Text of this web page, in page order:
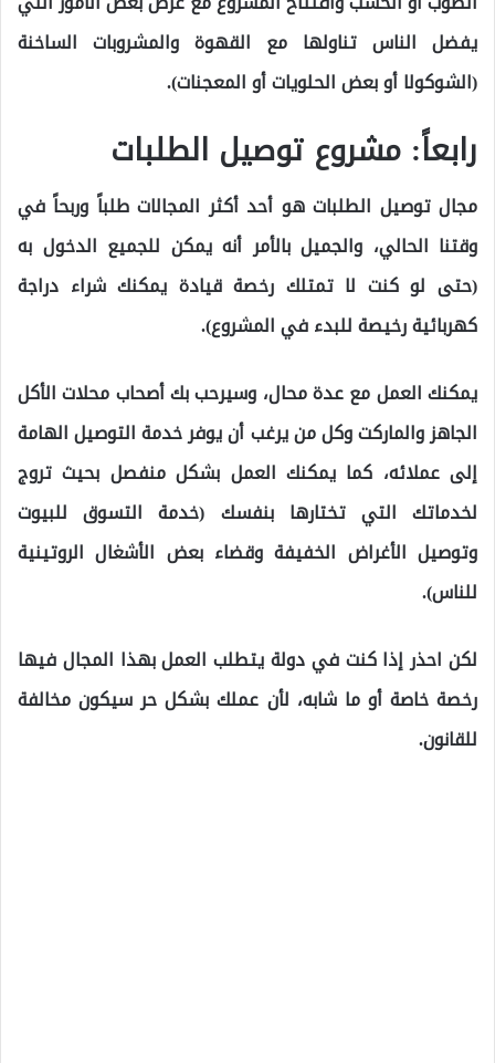
يفضل الناس تناولها مع القهوة والمشروبات الساخنة
(الشوكولا أو بعض الحلويات أو المعجنات).
رابعاً: مشروع توصيل الطلبات
مجال توصيل الطلبات هو أحد أكثر المجالات طلباً وربحاً في
وقتنا الحالي، والجميل بالأمر أنه يمكن للجميع الدخول به
(حتى لو كنت لا تمتلك رخصة قيادة يمكنك شراء دراجة
كهربائية رخيصة للبدء في المشروع).
يمكنك العمل مع عدة محال، وسيرحب بك أصحاب محلات الأكل
الجاهز والماركت وكل من يرغب أن يوفر خدمة التوصيل الهامة
إلى عملائه، كما يمكنك العمل بشكل منفصل بحيث تروج
لخدماتك التي تختارها بنفسك (خدمة التسوق للبيوت
وتوصيل الأغراض الخفيفة وقضاء بعض الأشغال الروتينية
للناس).
لكن احذر إذا كنت في دولة يتطلب العمل بهذا المجال فيها
رخصة خاصة أو ما شابه، لأن عملك بشكل حر سيكون مخالفة
للقانون.